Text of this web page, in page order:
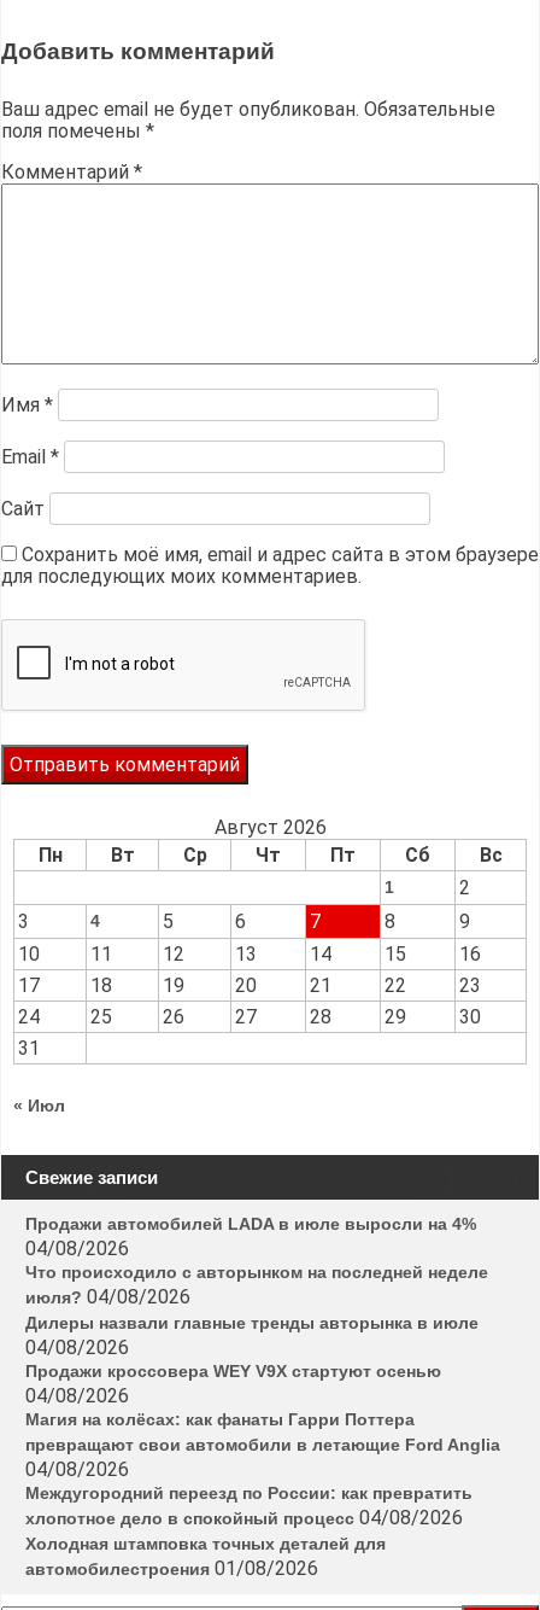
Добавить комментарий
Ваш адрес email не будет опубликован. Обязательные
поля помечены *
Комментарий *
Имя *
Email *
Сайт
Сохранить моё имя, email и адрес сайта в этом браузере
для последующих моих комментариев.
Август 2026
Пн
Вт Ср Чт Пт Сб Вс
1
2
3
4 5 6 7 8
9
10
11 12 13 14 15
16
17
18 19 20 21 22
23
24
25 26 27 28 29
30
31
« Июл
Свежие записи
Продажи автомобилей LADA в июле выросли на 4%
04/08/2026
Что происходило с авторынком на последней неделе
июля? 04/08/2026
Дилеры назвали главные тренды авторынка в июле
04/08/2026
Продажи кроссовера WEY V9X стартуют осенью
04/08/2026
Магия на колёсах: как фанаты Гарри Поттера
превращают свои автомобили в летающие Ford Anglia
04/08/2026
Междугородний переезд по России: как превратить
хлопотное дело в спокойный процесс 04/08/2026
Холодная штамповка точных деталей для
автомобилестроения 01/08/2026